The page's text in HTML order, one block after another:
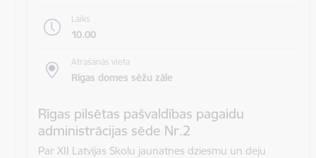
Laiks
10.00
Atrašanās vieta
Rīgas domes sēžu zāle
Rīgas pilsētas pašvaldības pagaidu
administrācijas sēde Nr.2
Par XII Latvijas Skolu jaunatnes dziesmu un deju